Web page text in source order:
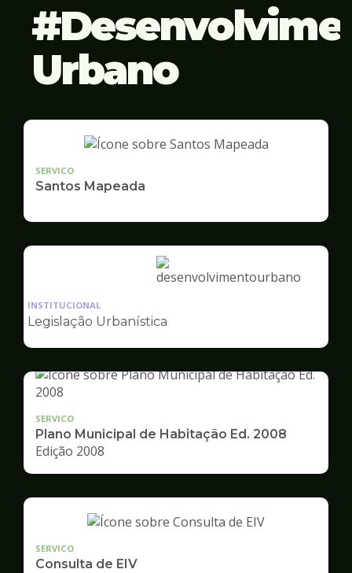
Urbano
SERVICO
Santos Mapeada
Ilustração
Desenvolvimento
Urbano
INSTITUCIONAL
Legislação Urbanística
SERVICO
Plano Municipal de Habitação Ed. 2008
Edição 2008
SERVICO
Consulta de EIV